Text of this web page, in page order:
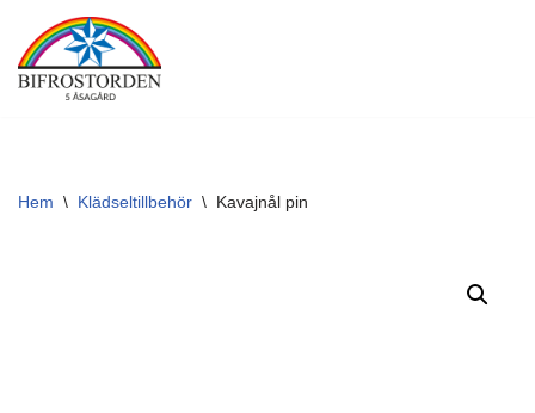
Hoppa
till
Hem \ Klädseltillbehör \ Kavajnål pin